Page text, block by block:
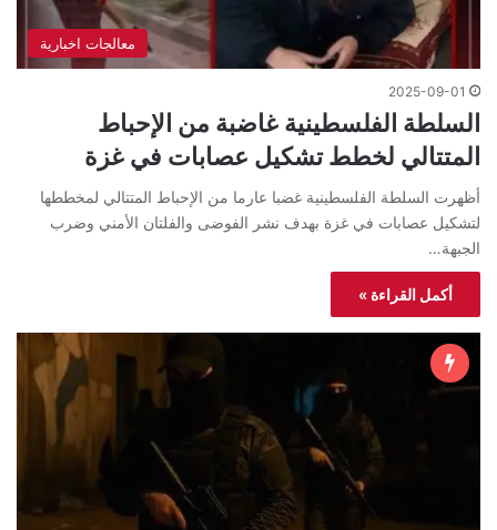
معالجات اخبارية
2025-09-01
السلطة الفلسطينية غاضبة من الإحباط
المتتالي لخطط تشكيل عصابات في غزة
أظهرت السلطة الفلسطينية غضبا عارما من الإحباط المتتالي لمخططها
لتشكيل عصابات في غزة بهدف نشر الفوضى والفلتان الأمني وضرب
الجبهة…
أكمل القراءة »